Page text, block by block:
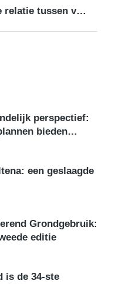
De relatie tussen voorzieningen en vitale dorpen👇
perspectief:
bieden…
een geslaagde
Grondgebruik:
editie
is de 34-ste